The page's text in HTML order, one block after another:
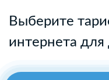
Выберите
интернета